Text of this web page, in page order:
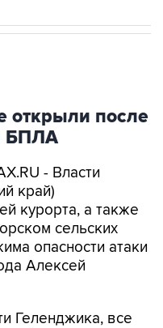
открыли после
БПЛА
- Власти
край)
курорта, а также
сельских
опасности атаки
Алексей
Геленджика, все